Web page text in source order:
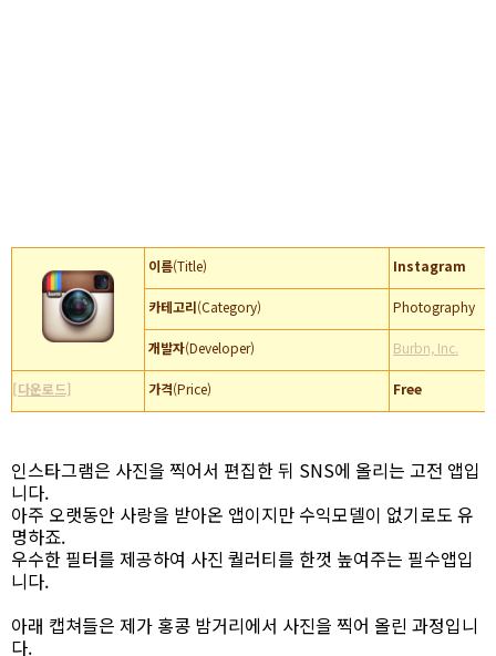
이름(Title) Instagram
카테고리(Category) Photography
개발자(Developer) Burbn, Inc.
[다운로드] 가격(Price) Free
인스타그램은 사진을 찍어서 편집한 뒤 SNS에 올리는 고전 앱입
니다.
아주 오랫동안 사랑을 받아온 앱이지만 수익모델이 없기로도 유
명하죠.
우수한 필터를 제공하여 사진 퀄러티를 한껏 높여주는 필수앱입
니다.
아래 캡쳐들은 제가 홍콩 밤거리에서 사진을 찍어 올린 과정입니
다.